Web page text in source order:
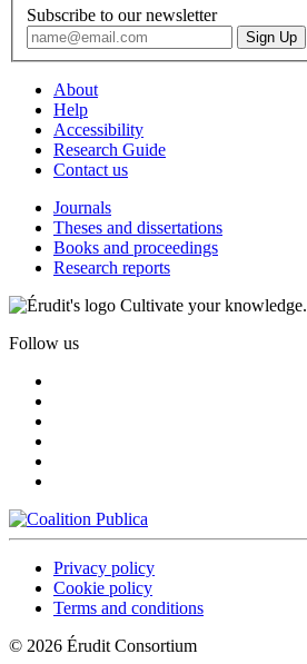
Subscribe to our newsletter
About
Help
Accessibility
Research Guide
Contact us
Journals
Theses and dissertations
Books and proceedings
Research reports
Cultivate your knowledge.
Follow us
Privacy policy
Cookie policy
Terms and conditions
© 2026 Érudit Consortium